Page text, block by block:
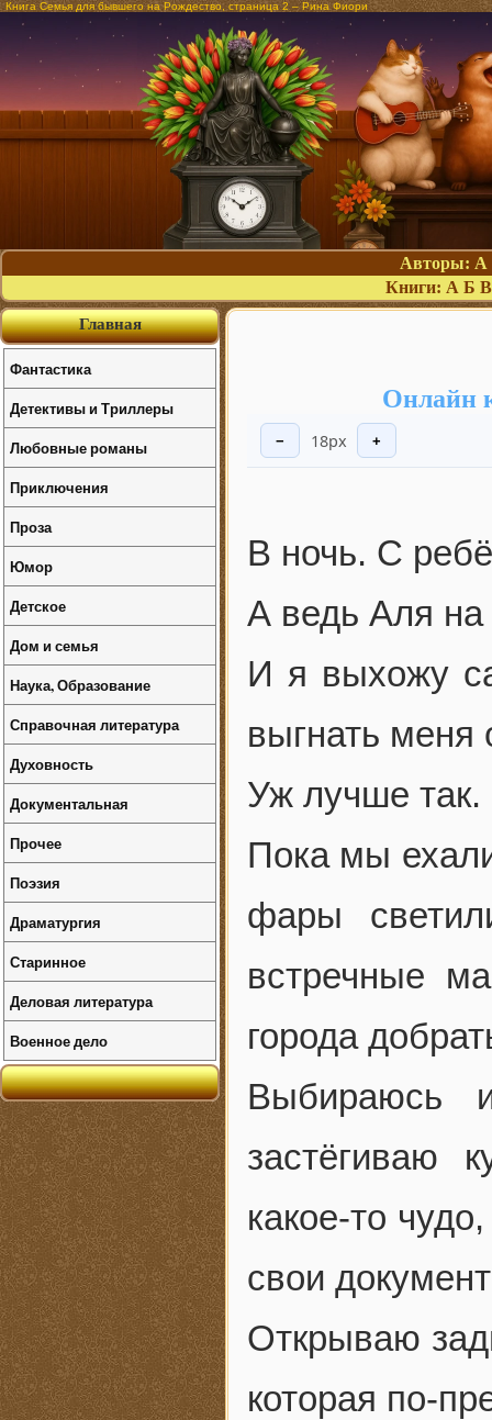
Книга Семья для бывшего на Рождество, страница 2 – Рина Фиори
Авторы: А
Книги: А Б В
Онлайн
− 18px +
В ночь. С
А ведь Аля на
И я выхожу
выгнать меня
Уж лучше так.
Пока мы
фары
встречные
города
Выбираюсь
застёгиваю
какое-то
свои
Открываю
которая по-
Главная
Фантастика
Детективы и Триллеры
Любовные романы
Приключения
Проза
Юмор
Детское
Дом и семья
Наука, Образование
Справочная литература
Духовность
Документальная
Прочее
Поэзия
Драматургия
Старинное
Деловая литература
Военное дело